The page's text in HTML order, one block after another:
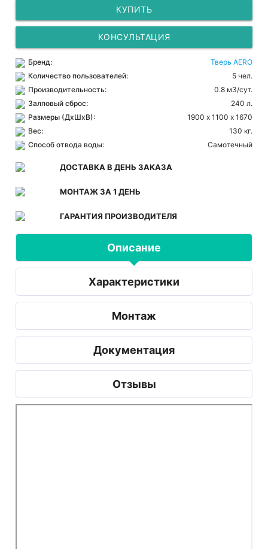
КУПИТЬ
КОНСУЛЬТАЦИЯ
Бренд:
Тверь AERO
Количество пользователей:
5 чел.
Производительность:
0.8 м3/сут.
Залповый сброс:
240 л.
Размеры (ДхШхВ):
1900 х 1100 х 1670
Вес:
130 кг.
Способ отвода воды:
Самотечный
ДОСТАВКА В ДЕНЬ ЗАКАЗА
МОНТАЖ ЗА 1 ДЕНЬ
ГАРАНТИЯ ПРОИЗВОДИТЕЛЯ
Описание
Характеристики
Монтаж
Документация
Отзывы